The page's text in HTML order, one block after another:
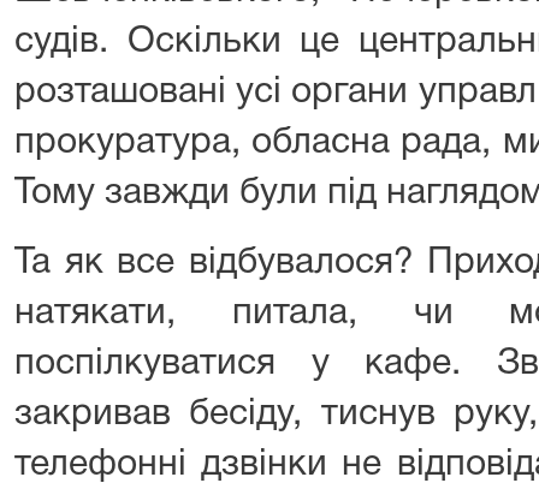
судів. Оскільки це
розташовані усі органи
прокуратура, обласна рада,
Тому завжди були під
Та як все відбувалося?
натякати, питала, чи
поспілкуватися у кафе.
закривав бесіду, тиснув
телефонні дзвінки не